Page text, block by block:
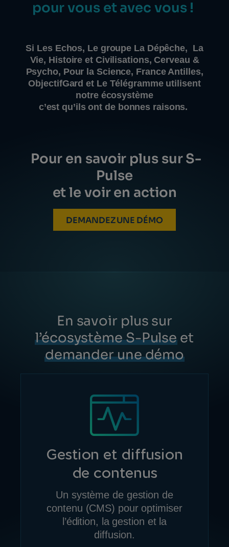
pour vous et avec vous !
Si Les Echos, Le groupe La Dépêche, La
Vie, Histoire et Civilisations, Cerveau &
Psycho, Pour la Science, France Antilles,
ObjectifGard et Le Télégramme utilisent
notre écosystème
c’est qu’ils ont de bonnes raisons.
Pour en savoir plus sur S-
Pulse
et le voir en action
DEMANDEZ UNE DÉMO
En savoir plus sur
l’écosystème S-Pulseet
demander une démo
Gestion et diffusion
de contenus
Un système de gestion de
contenu (CMS) pour optimiser
l’édition, la gestion et la
diffusion.